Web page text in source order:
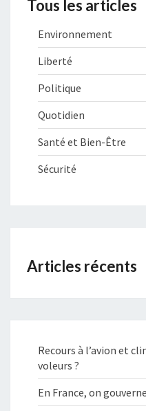
Tous les articles
Environnement
Liberté
Politique
Quotidien
Santé et Bien-Être
Sécurité
Articles récents
Recours à l’avion et
voleurs ?
En France, on